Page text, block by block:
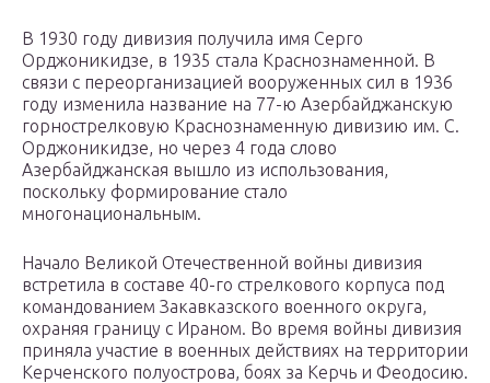
В 1930 году дивизия получила имя Серго
Орджоникидзе, в 1935 стала Краснознаменной. В
связи с переорганизацией вооруженных сил в 1936
году изменила название на 77-ю Азербайджанскую
горнострелковую Краснознаменную дивизию им. С.
Орджоникидзе, но через 4 года слово
Азербайджанская вышло из использования,
поскольку формирование стало
многонациональным.
Начало Великой Отечественной войны дивизия
встретила в составе 40-го стрелкового корпуса под
командованием Закавказского военного округа,
охраняя границу с Ираном. Во время войны дивизия
приняла участие в военных действиях на территории
Керченского полуострова, боях за Керчь и Феодосию.